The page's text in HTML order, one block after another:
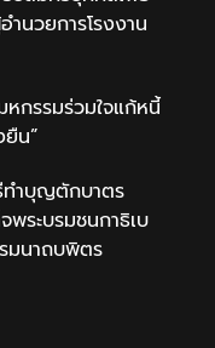
นวยการโรงงาน
กรรมร่วมใจแก้หนี้
น”
ทำบุญตักบาตร
พระบรมชนกาธิเบ
มนาถบพิตร